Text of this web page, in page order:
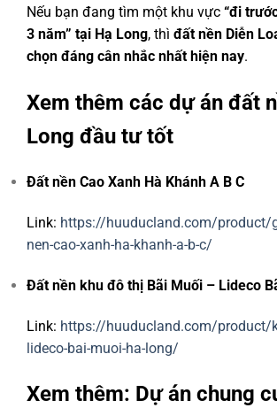
Nếu bạn đang tìm một khu vực “đi
3 năm” tại Hạ Long, thì đất nền Diễn
chọn đáng cân nhắc nhất hiện nay.
Xem thêm các dự án đất
Long đầu tư tốt
Đất nền Cao Xanh Hà Khánh A B C
Link: https://huuducland.com/product/
nen-cao-xanh-ha-khanh-a-b-c/
Đất nền khu đô thị Bãi Muối – Lideco
Link: https://huuducland.com/product/
lideco-bai-muoi-ha-long/
Xem thêm: Dự án chung